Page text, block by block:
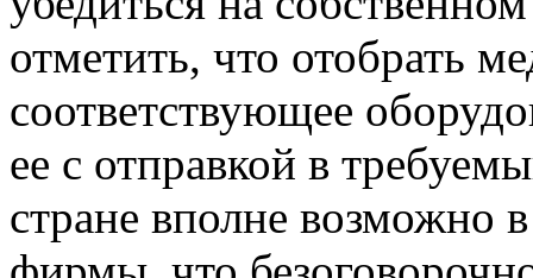
отметить, что отобрать
соответствующее
ее с отправкой в
стране вполне возможно